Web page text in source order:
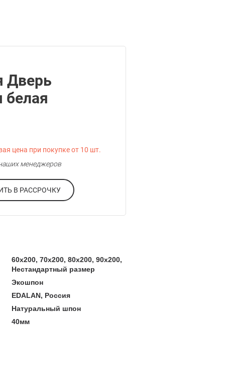
Дверь
белая
цена при покупке от 10 шт.
менеджеров
ОФОРМИТЬ В РАССРОЧКУ
60x200, 70x200, 80x200, 90x200,
Нестандартный размер
Экошпон
EDALAN, Россия
Натуральный шпон
40мм